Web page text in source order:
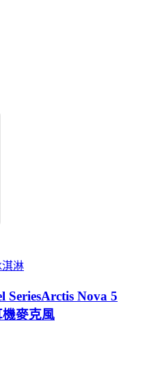
淇淋
SeriesArctis Nova 5
機麥克風